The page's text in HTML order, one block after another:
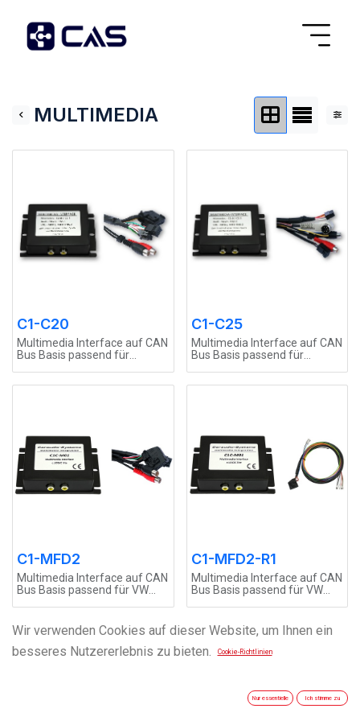
MULTIMEDIA
C1-C20
Multimedia Interface auf CAN
Bus Basis passend für
C1-C25
Multimedia Interface auf CAN
Bus Basis passend für
C1-MFD2
Multimedia Interface auf CAN
Bus Basis passend für VW
C1-MFD2-R1
Multimedia Interface auf CAN
Bus Basis passend für VW
Wir verwenden Cookies auf dieser Website, um Ihnen ein
besseres Nutzererlebnis zu bieten.
Cookie-Richtlinien
Nur essentielle Ich stimme zu